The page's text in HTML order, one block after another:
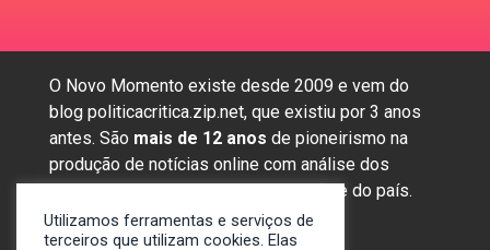
O Novo Momento existe desde 2009 e vem do
blog politicacritica.zip.net, que existiu por 3 anos
antes. São mais de 12 anos de pioneirismo na
produção de notícias online com análise dos
assuntos mais importantes da região e do país.
Utilizamos ferramentas e serviços de
terceiros que utilizam cookies. Elas